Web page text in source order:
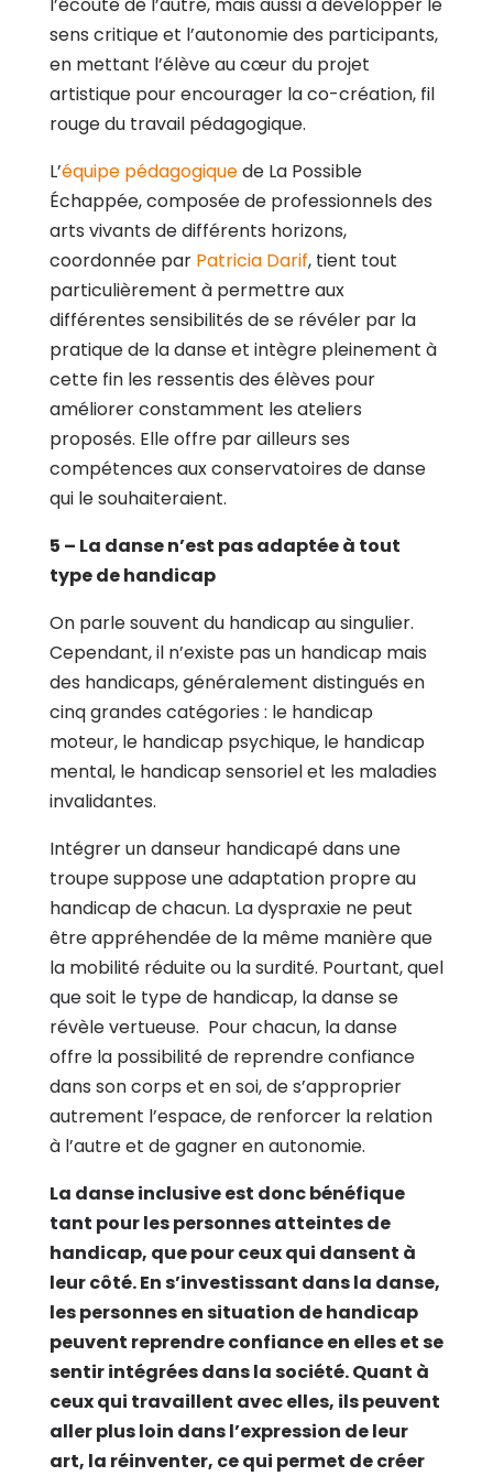
sens critique et l’autonomie des participants,
en mettant l’élève au cœur du projet
artistique pour encourager la co-création, fil
rouge du travail pédagogique.
L’équipe pédagogiquede La Possible
Échappée, composée de professionnels des
arts vivants de différents horizons,
coordonnée par Patricia Darif, tient tout
particulièrement à permettre aux
différentes sensibilités de se révéler par la
pratique de la danse et intègre pleinement à
cette fin les ressentis des élèves pour
améliorer constamment les ateliers
proposés. Elle offre par ailleurs ses
compétences aux conservatoires de danse
qui le souhaiteraient.
5 – La danse n’est pas adaptée à tout
type de handicap
On parle souvent du handicap au singulier.
Cependant, il n’existe pas un handicap mais
des handicaps, généralement distingués en
cinq grandes catégories : le handicap
moteur, le handicap psychique, le handicap
mental, le handicap sensoriel et les maladies
invalidantes.
Intégrer un danseur handicapé dans une
troupe suppose une adaptation propre au
handicap de chacun. La dyspraxie ne peut
être appréhendée de la même manière que
la mobilité réduite ou la surdité. Pourtant, quel
que soit le type de handicap, la danse se
révèle vertueuse. Pour chacun, la danse
offre la possibilité de reprendre confiance
dans son corps et en soi, de s’approprier
autrement l’espace, de renforcer la relation
à l’autre et de gagner en autonomie.
La danse inclusive est donc bénéfique
tant pour les personnes atteintes de
handicap, que pour ceux qui dansent à
leur côté. En s’investissant dans la danse,
les personnes en situation de handicap
peuvent reprendre confiance en elles et se
sentir intégrées dans la société. Quant à
ceux qui travaillent avec elles, ils peuvent
aller plus loin dans l’expression de leur
art, la réinventer, ce qui permet de créer